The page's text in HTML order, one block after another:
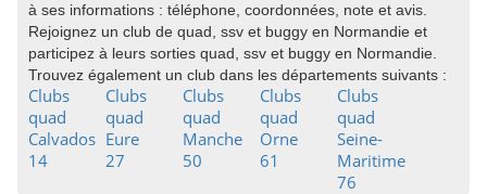
à ses informations : téléphone, coordonnées, note et avis.
Rejoignez un club de quad, ssv et buggy en Normandie et
participez à leurs sorties quad, ssv et buggy en Normandie.
Trouvez également un club dans les départements suivants :
Clubs
quad
Calvados
14
Clubs
quad
Eure
27
Clubs
quad
Manche
50
Clubs
quad
Orne
61
Clubs
quad
Seine-
Maritime
76